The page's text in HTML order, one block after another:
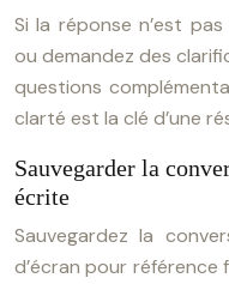
Si la réponse n’est
ou demandez des
questions
clarté est la clé d’une
Sauvegarder la
écrite
Sauvegardez la
d’écran pour